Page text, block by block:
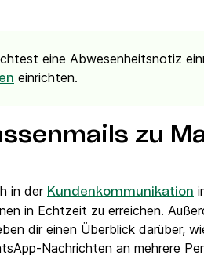
eine Abwesenheitsnotiz
einrichten.
zu
in der Kundenkommunikation
in Echtzeit zu erreichen.
dir einen Überblick darüber,
Nachrichten an mehrere